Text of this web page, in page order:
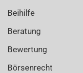
Beihilfe
Beratung
Bewertung
Börsenrecht